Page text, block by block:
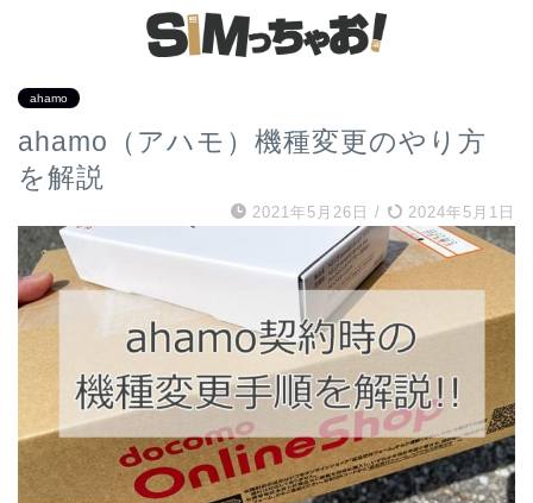
ahamo
ahamo（アハモ）機種変更のやり方
を解説
2021年5月26日 / 2024年5月1日